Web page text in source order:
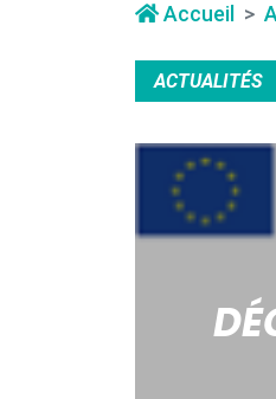
Accueil
ACTUALITÉS